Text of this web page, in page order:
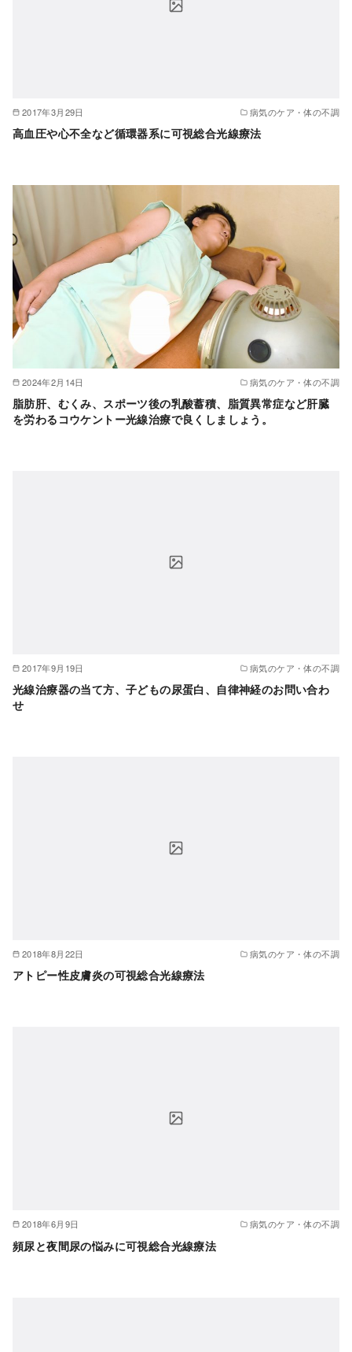
2017年3月29日 病気のケア・体の不調
高血圧や心不全など循環器系に可視総合光線療法
2024年2月14日 病気のケア・体の不調
脂肪肝、むくみ、スポーツ後の乳酸蓄積、脂質異常症など肝臓
を労わるコウケントー光線治療で良くしましょう。
2017年9月19日 病気のケア・体の不調
光線治療器の当て方、子どもの尿蛋白、自律神経のお問い合わ
せ
2018年8月22日 病気のケア・体の不調
アトピー性皮膚炎の可視総合光線療法
2018年6月9日 病気のケア・体の不調
頻尿と夜間尿の悩みに可視総合光線療法